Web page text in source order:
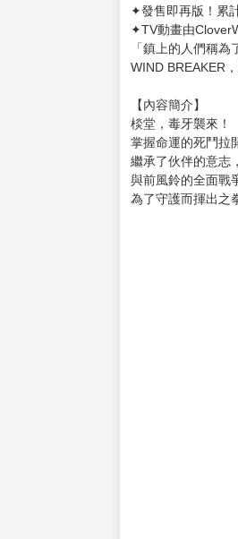
✦發售即再版！累
✦TV動畫由
「鎮上的人們稱
WIND BREAKER
【內容簡介】
棪堂，毒牙襲來！
掌握命運的死鬥拉
繼承了伙伴的意志
與前風鈴的全面戰
為了守護而揮出之